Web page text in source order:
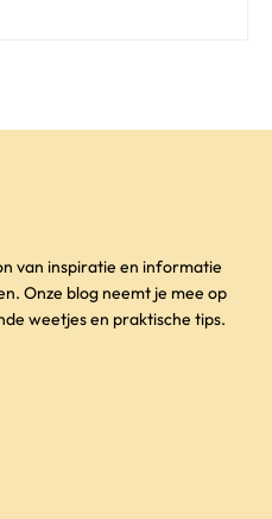
van inspiratie en informatie
Onze blog neemt je mee op
weetjes en praktische tips.